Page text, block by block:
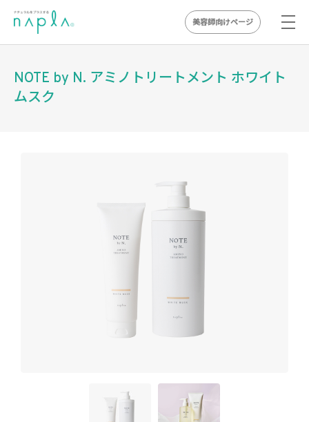
content
美容師向けページ
NOTE by N. アミノトリートメント ホワイト
ムスク